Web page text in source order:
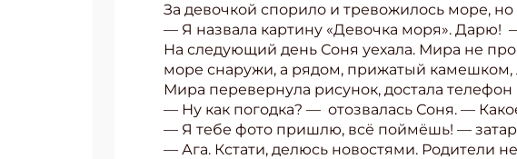
За девочкой спорило и тревожилось море, но
— Я назвала картину «Девочка моря». Дарю!
На следующий день Соня уехала. Мира не
море снаружи, а рядом, прижатый камешком,
Мира перевернула рисунок, достала
— Ну как погодка? — отозвалась Соня. —
— Я тебе фото пришлю, всё поймёшь! —
— Ага. Кстати, делюсь новостями. Родители